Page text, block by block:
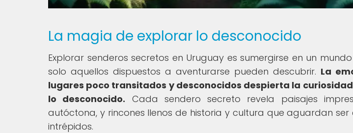
La magia de explorar lo desconocido
Explorar senderos secretos en Uruguay es sumergirse en un
solo aquellos dispuestos a aventurarse pueden descubrir. La
lugares poco transitados y desconocidos despierta la
lo desconocido. Cada sendero secreto revela paisajes
autóctona, y rincones llenos de historia y cultura que aguardan
intrépidos.